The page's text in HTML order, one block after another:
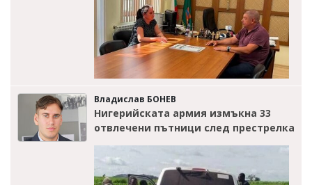
Владислав БОНЕВ
Нигерийската армия измъкна 33
отвлечени пътници след престрелка